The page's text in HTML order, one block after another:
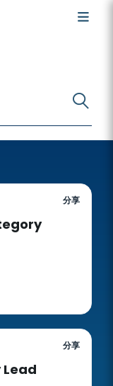
分享
分享